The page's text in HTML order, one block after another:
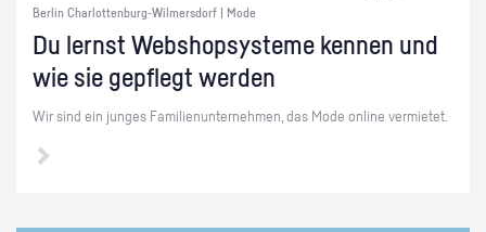
Berlin Charlottenburg-Wilmersdorf | Mode
Du lernst Web­sho­psys­te­me ken­nen und
wie sie ge­pflegt wer­den
Wir sind ein jun­ges Fa­mi­li­en­un­ter­neh­men, das Mode on­line ver­mie­tet.